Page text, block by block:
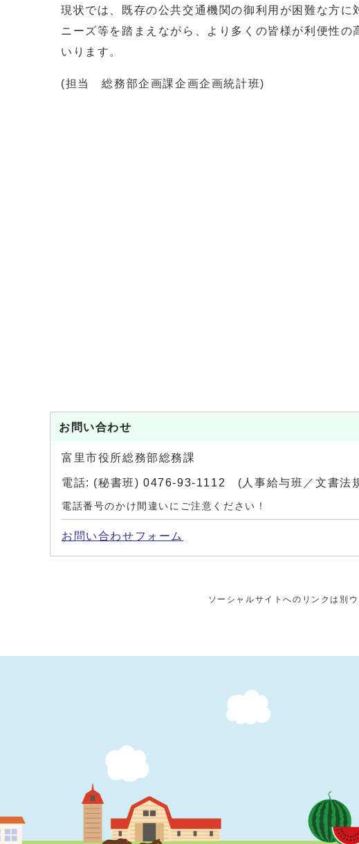
現状では、既存の公共交通機関の御利用が困難な方
ニーズ等を踏まえながら、より多くの皆様が利便性
いります。
(担当 総務部企画課企画企画統計班)
お問い合わせ
富里市役所総務部総務課
電話: (秘書班) 0476-93-1112 (人事給与班／文書法
電話番号のかけ間違いにご注意ください！
お問い合わせフォーム
ソーシャルサイトへのリンクは別